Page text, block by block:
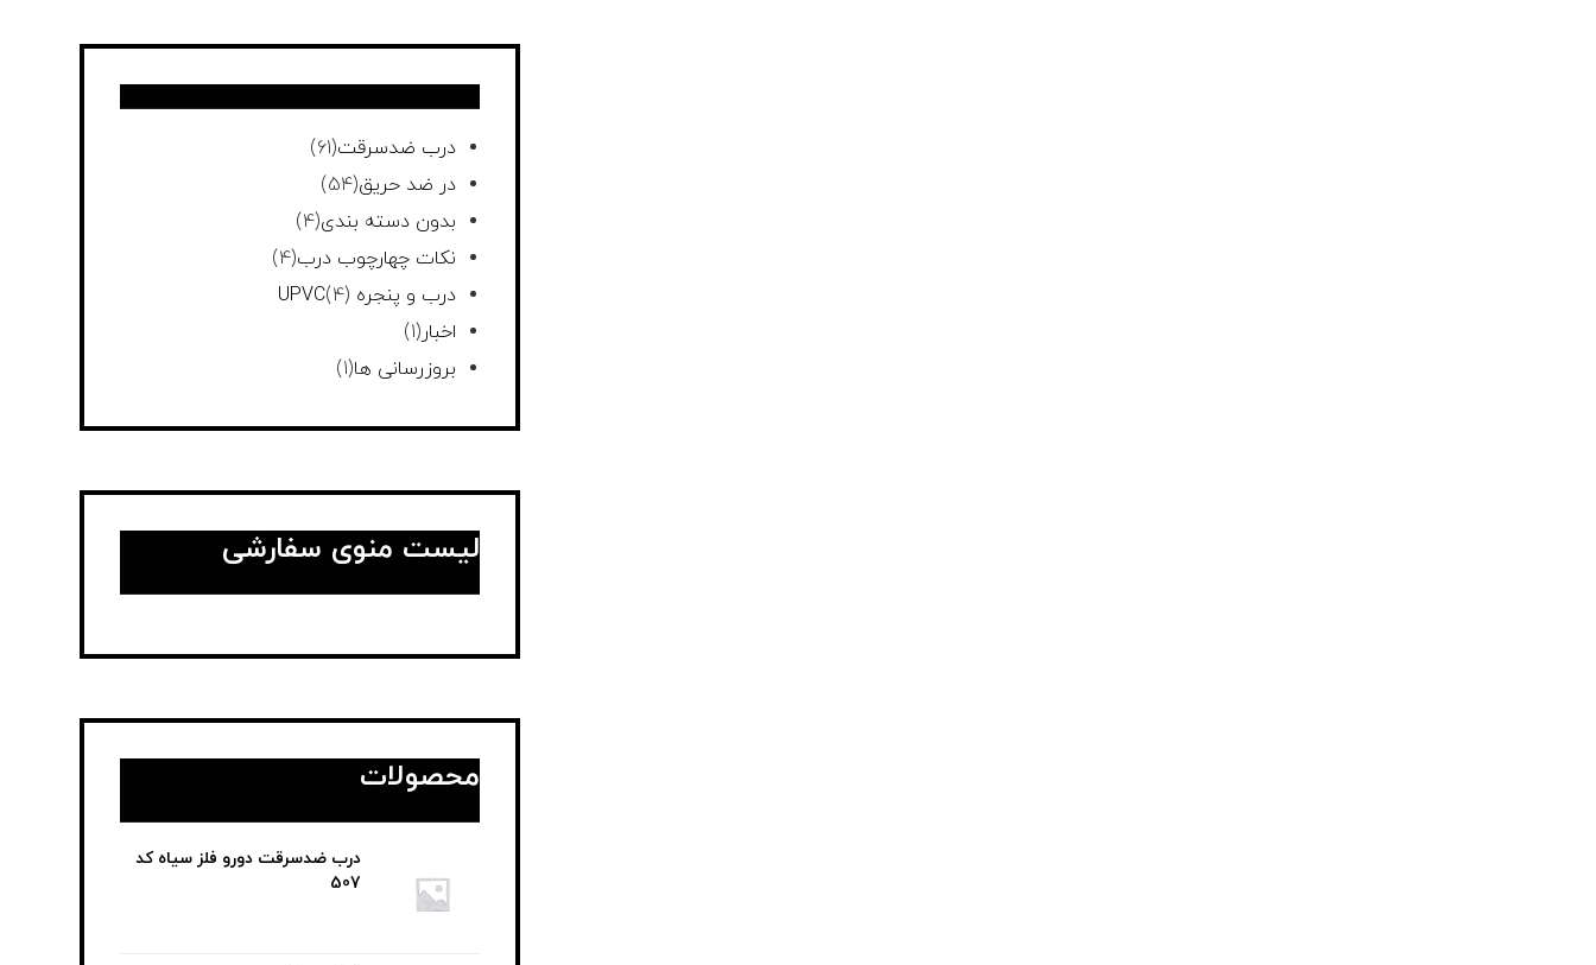
درب ضدسرقت(61)
در ضد حریق(54)
بدون دسته بندی(4)
نکات چهارچوب درب(4)
درب و پنجره UPVC (4)
اخبار(1)
بروزرسانی ها(1)
لیست منوی سفارشی
محصولات
درب ضدسرقت دورو فلز سیاه کد
507